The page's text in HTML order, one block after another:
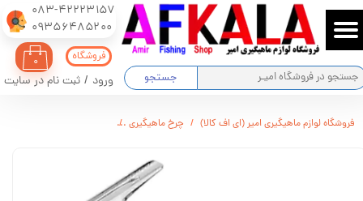
083-42223157
​​​​​​​09356485200
جستجو
۰
ورود / ثبت نام در سایت
حساب کاربری من
تغییر گذر واژه
فروشگاه
فروشگاه لوازم ماهیگیری امیر (ای اف کالا) چرخ ماهیگیری